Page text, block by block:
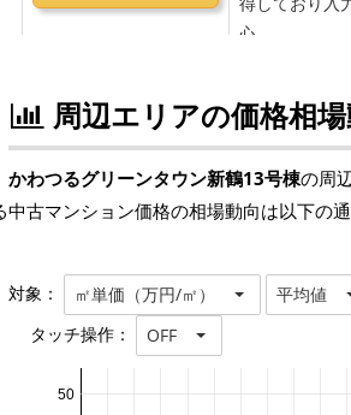
周辺エリアの価格相
かわつるグリーンタウン新鶴13号棟の周
中古マンション価格の相場動向は以下の通
対象： ㎡単価（万円/㎡） 平均値
タッチ操作： OFF
50